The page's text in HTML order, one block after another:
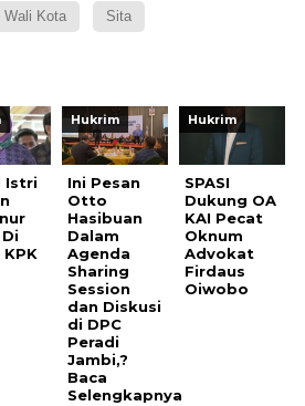
Wali Kota Sita
Istri
KPK
Hukrim
Ini Pesan
Otto
Hasibuan
Dalam
Agenda
Sharing
Session
dan Diskusi
di DPC
Peradi
Jambi,?
Baca
Selengkapnya
Hukrim
SPASI
Dukung OA
KAI Pecat
Oknum
Advokat
Firdaus
Oiwobo